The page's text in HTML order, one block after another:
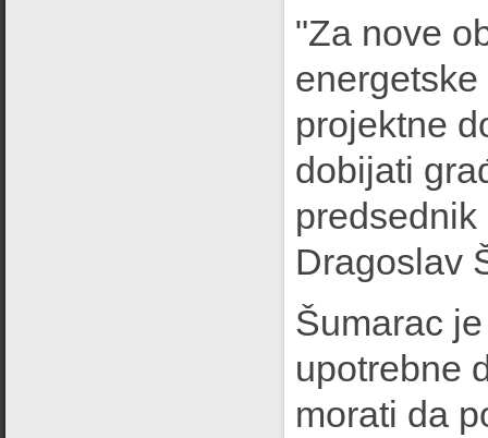
"Za nove
projektne
dobijati
Dragoslav
Šumarac
upotrebne
morati da